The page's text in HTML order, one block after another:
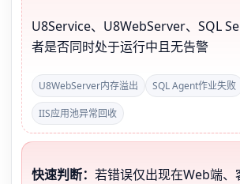
U8Service、U8WebServer、SQL
者是否同时处于运行中且无告警
U8WebServer内存溢出 SQL Agent作业失败
IIS应用池异常回收
快速判断： 若错误仅出现在Web端、